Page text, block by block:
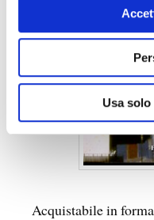
Usa
Acquistabile in